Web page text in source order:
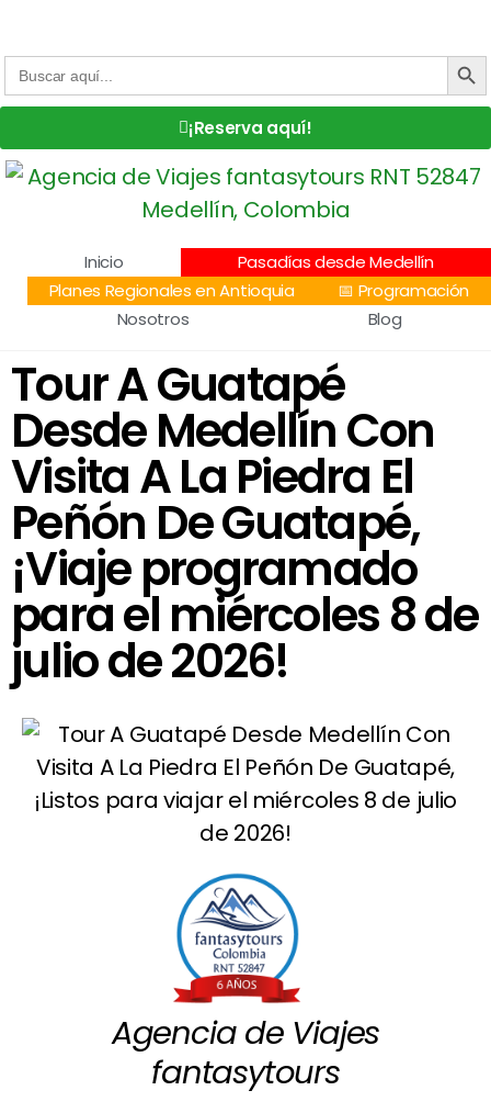
Buscar: BOTÓN
¡Reserva aquí!
Inicio
Pasadías desde Medellín
Planes Regionales en Antioquia
📅 Programación
Nosotros
Blog
Tour A Guatapé
Desde Medellín Con
Visita A La Piedra El
Peñón De Guatapé,
¡Viaje programado
para el miércoles 8 de
julio de 2026!
Agencia de Viajes
fantasytours